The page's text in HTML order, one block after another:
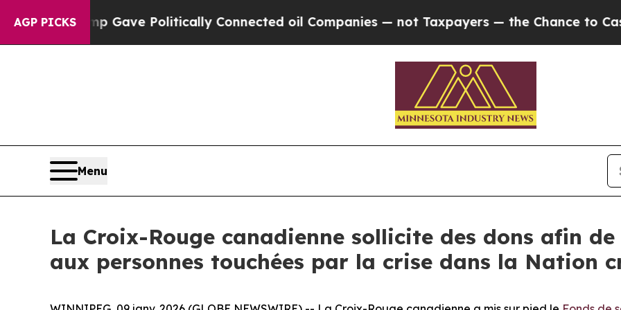
AGP PICKS
Trump Gave Politically Connected oil Companies — not Taxpayers — the Chance to Cash in
Menu
La Croix-Rouge canadienne sollicite des dons afin
aux personnes touchées par la crise dans la Nation